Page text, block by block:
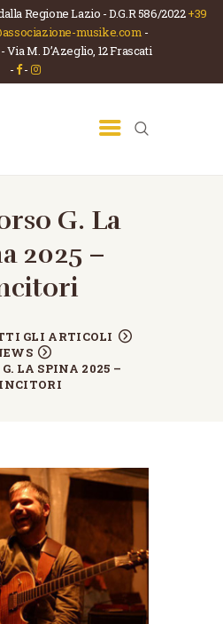
Regione Lazio - D.G.R 586/2022+39
musike.com -
Via M. D’Azeglio, 12 Frascati
- -
G. La
2025 –
GLI ARTICOLI
G. LA SPINA 2025 –
MUSIKÈ
musica e teatro